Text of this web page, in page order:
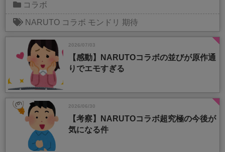
コラボ
NARUTO コラボ モンドリ 期待
2026/07/03
【感動】NARUTOコラボの並びが原作通
りでエモすぎる
2026/06/30
【考察】NARUTOコラボ超究極の今後が
気になる件